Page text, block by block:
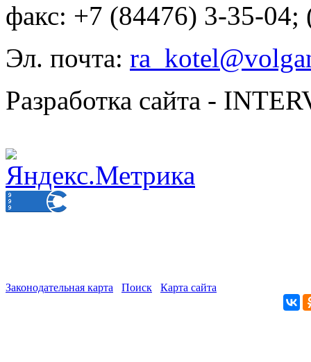
факс: +7 (84476) 3-35-04;
Эл. почта:
Разработка сайта -
Законодательная карта Поиск Карта сайта